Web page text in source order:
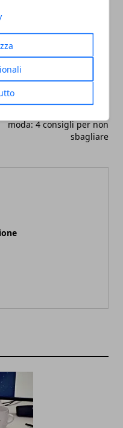
moda: 4 consigli per non
sbagliare